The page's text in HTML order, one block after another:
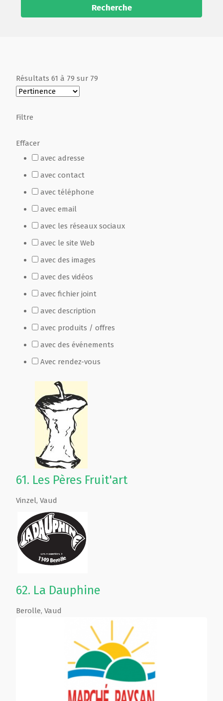
Recherche
Résultats 61 à 79 sur 79
Filtre
Effacer
avec adresse
avec contact
avec téléphone
avec email
avec les réseaux sociaux
avec le site Web
avec des images
avec des vidéos
avec fichier joint
avec description
avec produits / offres
avec des événements
Avec rendez-vous
61. Les Pères Fruit'art
Vinzel, Vaud
62. La Dauphine
Berolle, Vaud